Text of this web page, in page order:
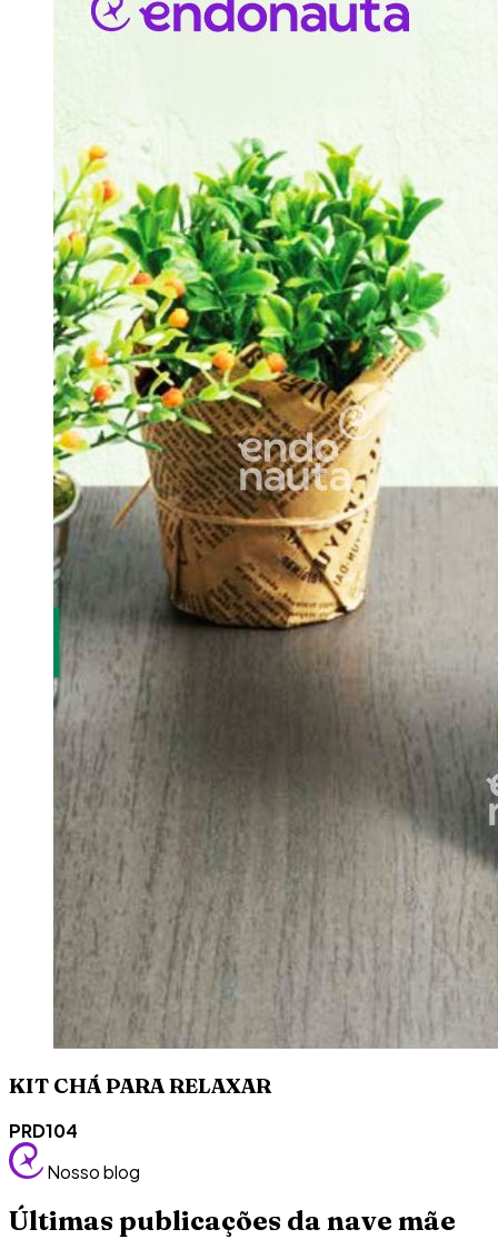
KIT CHÁ PARA RELAXAR
PRD104
Nosso blog
Últimas publicações da nave mãe